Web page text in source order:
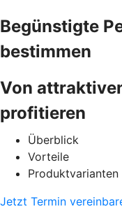
Begünstigte
bestimmen
Von
profitieren
Überblick
Vorteile
Produktvarianten
Jetzt Termin